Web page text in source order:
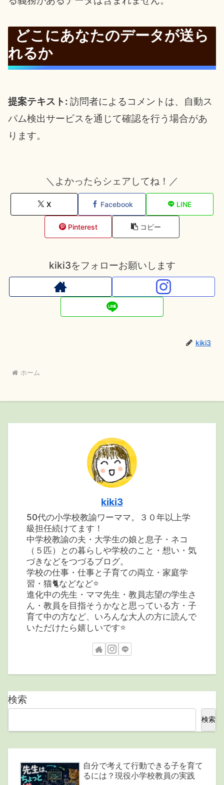
どこにあなたのデータが送ら
れるか
提案テキスト: 訪問者によるコメントは、自動ス
パム検出サービスを通じて確認を行う場合があ
ります。
＼よかったらシェアしてね！／
X Facebook LINE
Pinterest コピー
kiki3をフォローお願いします
kiki3
ホーム
kiki3
50代の小学校教諭ワーママ。３０年以上学
級担任続けてます！
中学校教諭の夫・大学生の娘と息子・ネコ
（５匹）との暮らしや学校のこと・想い・気
づきなどをつづるブログ。
学校の仕事・仕事と子育ての両立・家庭学
習・猫🐈などなど⭐️
進化中の先生・ママ先生・教員志望の学生さ
ん・教員を目指そうかなと思っている方・子
育て中の方など、いろんな大人の方に読んで
いただけたら嬉しいです⭐️
検索
検索
自分で考えて行動できる子を育て
るには？現役小学校教員の実践